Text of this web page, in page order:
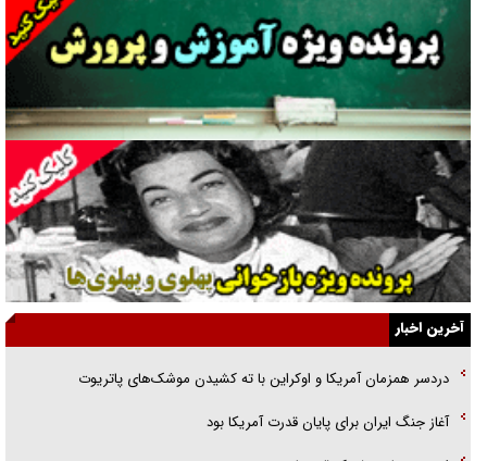
گفت‌وگو با آیت‌الله جاودان/ جفای مخالفان مکانت معنوی رهبر شهید را
ارتقا می‌داد
راننده مست به قانون می‌خندد
همه آقای دوربینی شده‌ایم!
قصه ناتمام سرویس مدارس
آیا مقاومت فلسطین خلع‌سلاح می‌شود؟
الگوی وحدت‌آفرین در ادراک سیاست خارجی
گفتگوی دکتر اخوان مدیرمسئول روزنامه جوان با برنامه تلویزیونی «نبرد
هرمز»
امام حسین (ع) کشته سیرت‌های عصر جاهلی شد
آخرین اخبار
دردسر همزمان آمریکا و اوکراین با ته کشیدن موشک‌های پاتریوت
آغاز جنگ ایران برای پایان قدرت آمریکا بود